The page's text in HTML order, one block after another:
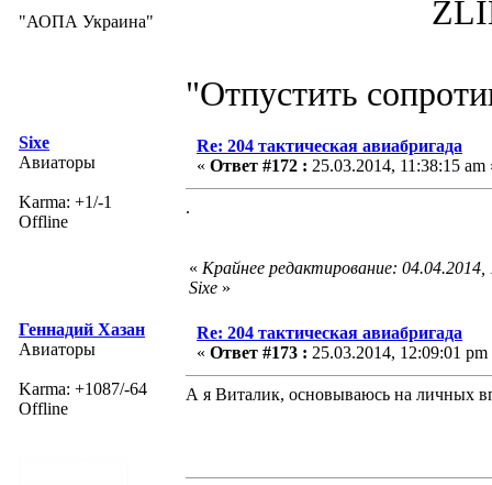
"АОПА Украина" ZLIN 526
"Отпустить
Sixe
Авиаторы
Karma: +1/-1
Offline
Re: 204 тактическая авиабригада
« Ответ #172 : 25.03.2014, 11:38:15 am
.
« Крайнее редактирование:
Sixe »
Геннадий Хазан
Авиаторы
Karma: +1087/-64
Offline
Re: 204 тактическая авиабригада
« Ответ #173 : 25.03.2014, 12:09:01 pm
А я Виталик, основываюсь на личных